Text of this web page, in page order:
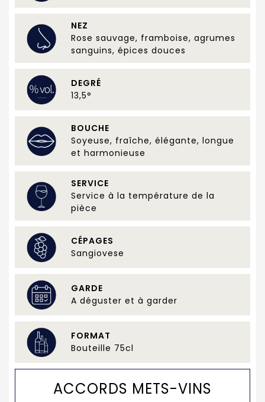
NEZ
Rose sauvage, framboise, agrumes
sanguins, épices douces
DEGRÉ
13,5°
BOUCHE
Soyeuse, fraîche, élégante, longue
et harmonieuse
SERVICE
Service à la température de la
pièce
CÉPAGES
Sangiovese
GARDE
A déguster et à garder
FORMAT
Bouteille 75cl
ACCORDS METS-VINS